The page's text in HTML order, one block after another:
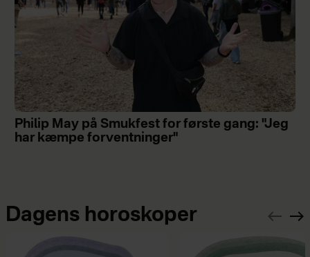
Philip May på Smukfest for første gang: "Jeg
har kæmpe forventninger"
Dagens horoskoper